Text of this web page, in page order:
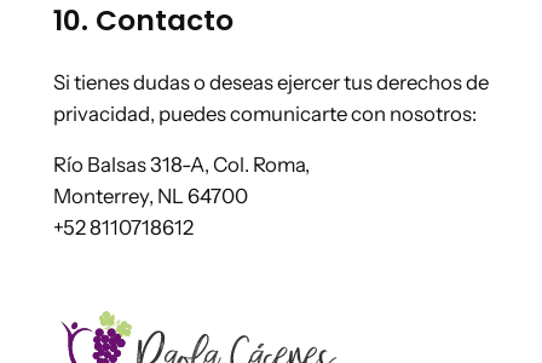
10. Contacto
Si tienes dudas o deseas ejercer tus derechos de
privacidad, puedes comunicarte con nosotros:
Río Balsas 318-A, Col. Roma,
Monterrey, NL 64700
+52 8110718612